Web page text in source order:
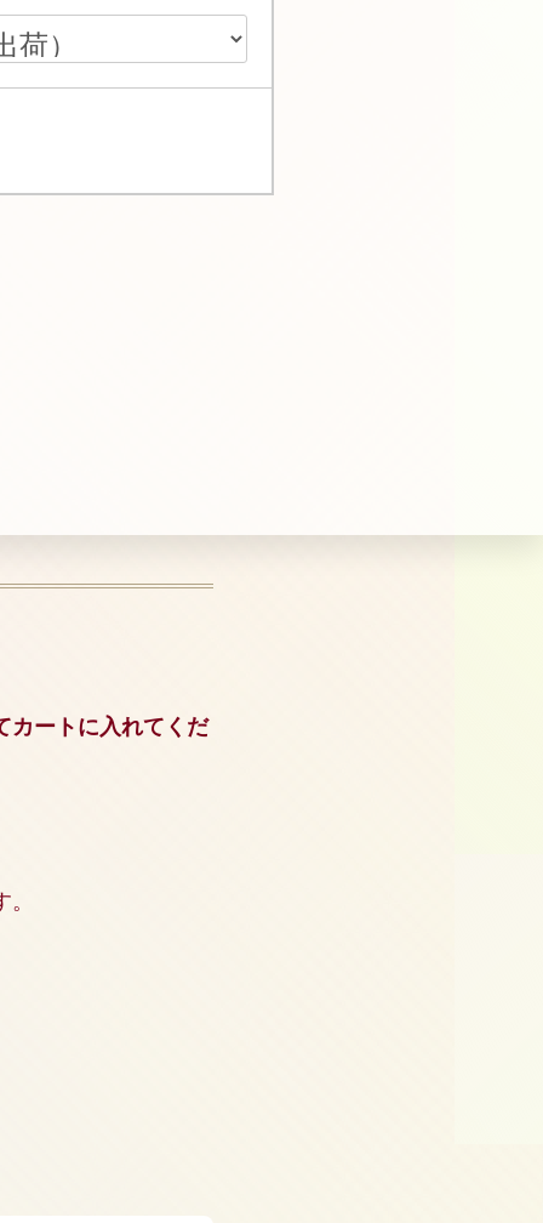
カートに入れてくだ